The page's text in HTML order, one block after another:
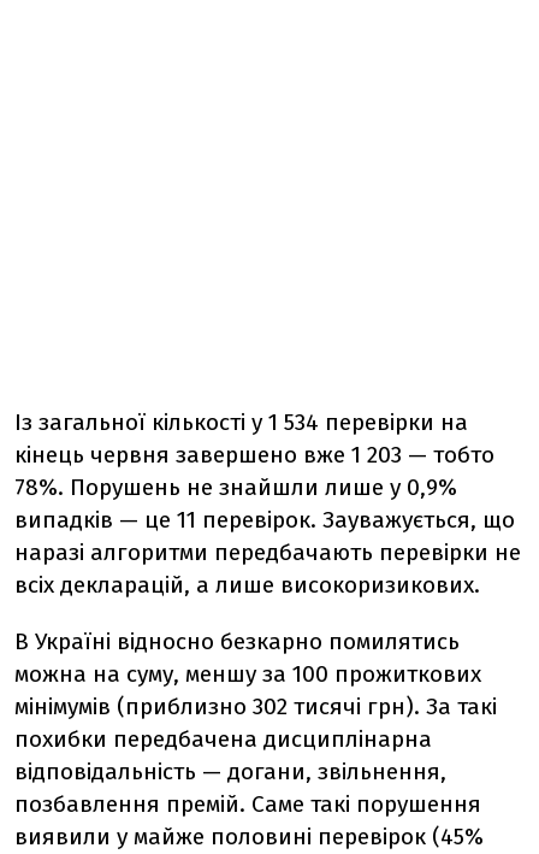
Із загальної кількості у 1 534 перевірки на
кінець червня завершено вже 1 203 — тобто
78%. Порушень не знайшли лише у 0,9%
випадків — це 11 перевірок. Зауважується, що
наразі алгоритми передбачають перевірки не
всіх декларацій, а лише високоризикових.
В Україні відносно безкарно помилятись
можна на суму, меншу за 100 прожиткових
мінімумів (приблизно 302 тисячі грн). За такі
похибки передбачена дисциплінарна
відповідальність — догани, звільнення,
позбавлення премій. Саме такі порушення
виявили у майже половині перевірок (45%